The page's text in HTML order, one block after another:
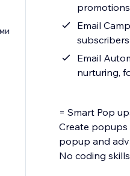
promotions
Email
Email
nurturing,
= Smart Pop
Create popups
popup and
No coding